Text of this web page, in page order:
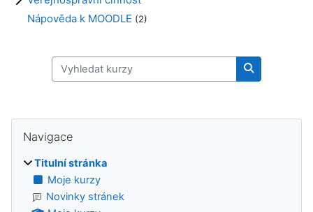
Nápověda k MOODLE (2)
Vyhledat kurzy
Vyhledat
Bloky
Navigace
Titulní stránka
Moje kurzy
Novinky stránek